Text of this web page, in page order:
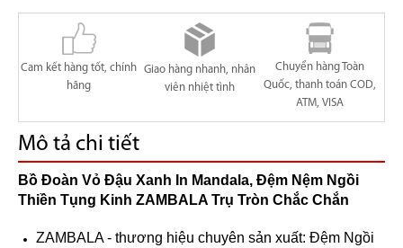
Cam kết hàng tốt, chính
hãng
Giao hàng nhanh, nhân
viên nhiệt tình
Chuyển hàng Toàn
Quốc, thanh toán COD,
ATM, VISA
Mô tả chi tiết
Bồ Đoàn Vỏ Đậu Xanh In Mandala, Đệm Nệm Ngồi
Thiền Tụng Kinh ZAMBALA Trụ Tròn Chắc Chắn
ZAMBALA - thương hiệu chuyên sản xuất: Đệm Ngồi